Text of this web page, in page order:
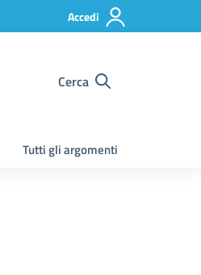
Accedi
Cerca
Tutti gli argomenti